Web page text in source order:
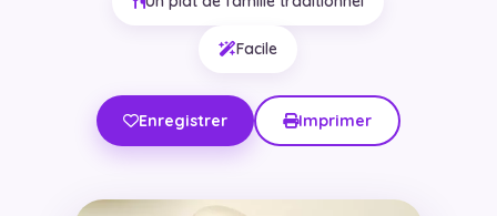
Facile
Enregistrer Imprimer